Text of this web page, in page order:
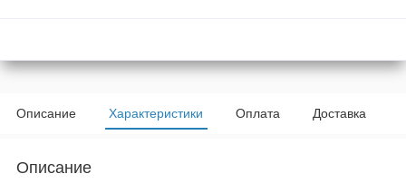
Описание Характеристики Оплата Доставка
Описание